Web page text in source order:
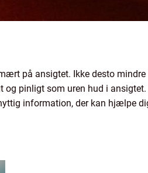
på ansigtet. Ikke desto mindre
og pinligt som uren hud i ansigtet.
information, der kan hjælpe